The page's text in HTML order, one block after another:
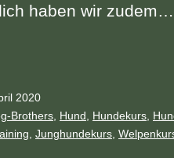
haben wir zudem…
2020
Brothers Hund Hundekurs
Junghundekurs